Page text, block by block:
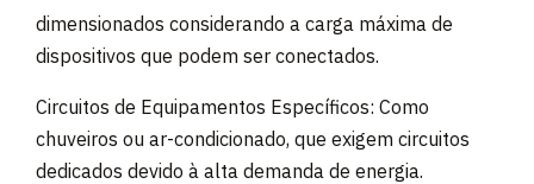
dimensionados considerando a carga máxima de
dispositivos que podem ser conectados.
Circuitos de Equipamentos Específicos: Como
chuveiros ou ar-condicionado, que exigem circuitos
dedicados devido à alta demanda de energia.